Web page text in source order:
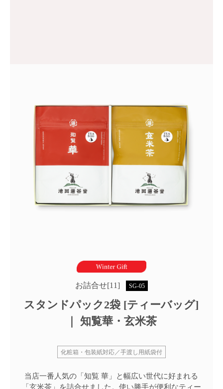
お詰合せ[11] SG-05
スタンドパック2袋 [ティーバッグ]
｜ 知覧華・玄米茶
化粧箱・包装紙対応／手渡し用紙袋付
当店一番人気の「知覧 華」と幅広い世代に好まれる
「玄米茶」を詰合せました。使い勝手が便利なティー